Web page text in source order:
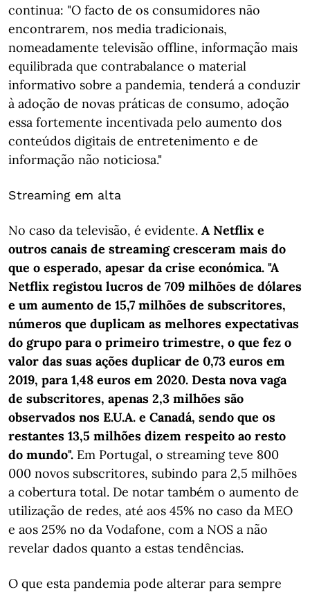
continua: "O facto de os consumidores não
encontrarem, nos media tradicionais,
nomeadamente televisão offline, informação mais
equilibrada que contrabalance o material
informativo sobre a pandemia, tenderá a conduzir
à adoção de novas práticas de consumo, adoção
essa fortemente incentivada pelo aumento dos
conteúdos digitais de entretenimento e de
informação não noticiosa."
Streaming em alta
No caso da televisão, é evidente. A Netflix e
outros canais de streaming cresceram mais do
que o esperado, apesar da crise económica. "A
Netflix registou lucros de 709 milhões de dólares
e um aumento de 15,7 milhões de subscritores,
números que duplicam as melhores expectativas
do grupo para o primeiro trimestre, o que fez o
valor das suas ações duplicar de 0,73 euros em
2019, para 1,48 euros em 2020. Desta nova vaga
de subscritores, apenas 2,3 milhões são
observados nos E.U.A. e Canadá, sendo que os
restantes 13,5 milhões dizem respeito ao resto
do mundo". Em Portugal, o streaming teve 800
000 novos subscritores, subindo para 2,5 milhões
a cobertura total. De notar também o aumento de
utilização de redes, até aos 45% no caso da MEO
e aos 25% no da Vodafone, com a NOS a não
revelar dados quanto a estas tendências.
O que esta pandemia pode alterar para sempre